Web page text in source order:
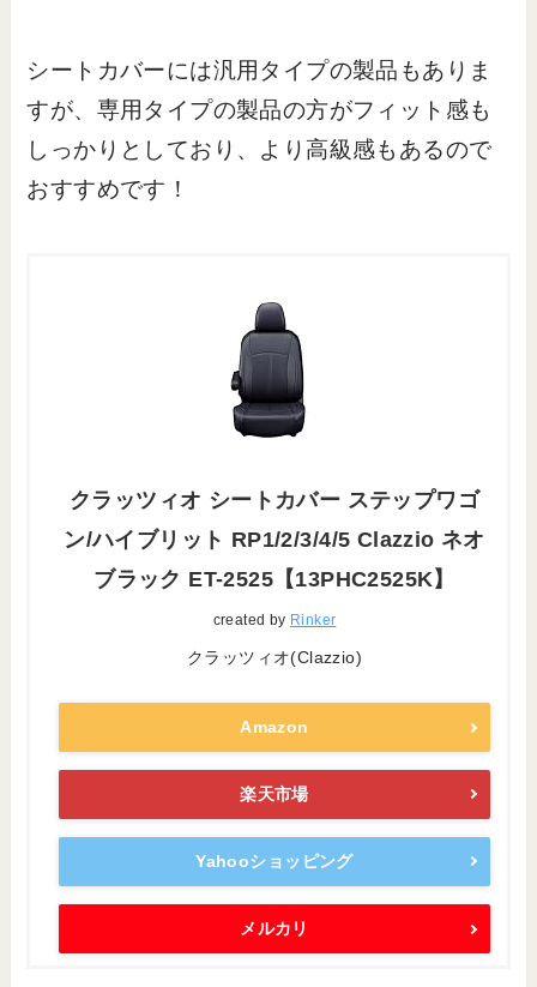
シートカバーには汎用タイプの製品もありま
すが、専用タイプの製品の方がフィット感も
しっかりとしており、より高級感もあるので
おすすめです！
クラッツィオ シートカバー ステップワゴ
ン/ハイブリット RP1/2/3/4/5 Clazzio ネオ
ブラック ET-2525【13PHC2525K】
created by Rinker
クラッツィオ(Clazzio)
Amazon
楽天市場
Yahooショッピング
メルカリ